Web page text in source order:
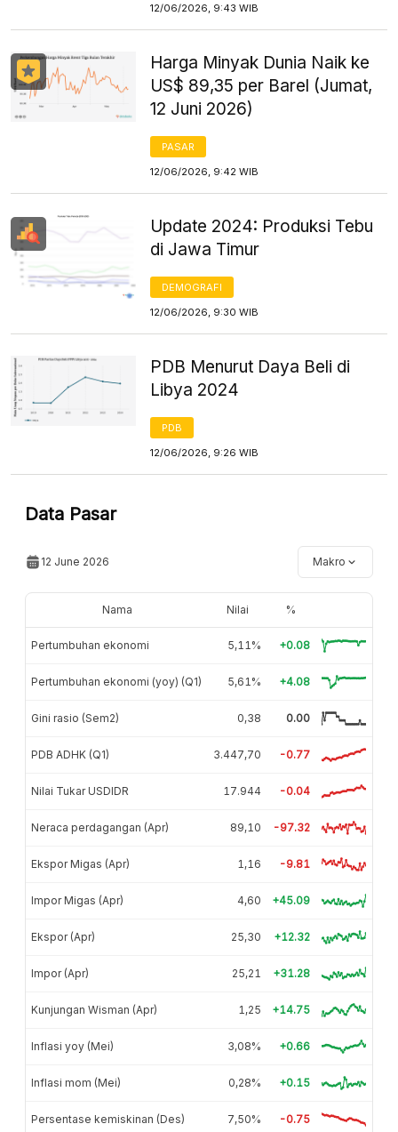
12/06/2026, 9:43 WIB
Harga Minyak Dunia Naik ke
US$ 89,35 per Barel (Jumat,
12 Juni 2026)
PASAR
12/06/2026, 9:42 WIB
Update 2024: Produksi Tebu
di Jawa Timur
DEMOGRAFI
12/06/2026, 9:30 WIB
PDB Menurut Daya Beli di
Libya 2024
PDB
12/06/2026, 9:26 WIB
Data Pasar
12 June 2026 Makro
Nama Nilai %
Pertumbuhan ekonomi 5,11% +0.08
Pertumbuhan ekonomi (yoy) (Q1) 5,61% +4.08
Gini rasio (Sem2) 0,38 0.00
PDB ADHK (Q1) 3.447,70 -0.77
Nilai Tukar USDIDR 17.944 -0.04
Neraca perdagangan (Apr) 89,10 -97.32
Ekspor Migas (Apr) 1,16 -9.81
Impor Migas (Apr) 4,60 +45.09
Ekspor (Apr) 25,30 +12.32
Impor (Apr) 25,21 +31.28
Kunjungan Wisman (Apr) 1,25 +14.75
Inflasi yoy (Mei) 3,08% +0.66
Inflasi mom (Mei) 0,28% +0.15
Persentase kemiskinan (Des) 7,50% -0.75